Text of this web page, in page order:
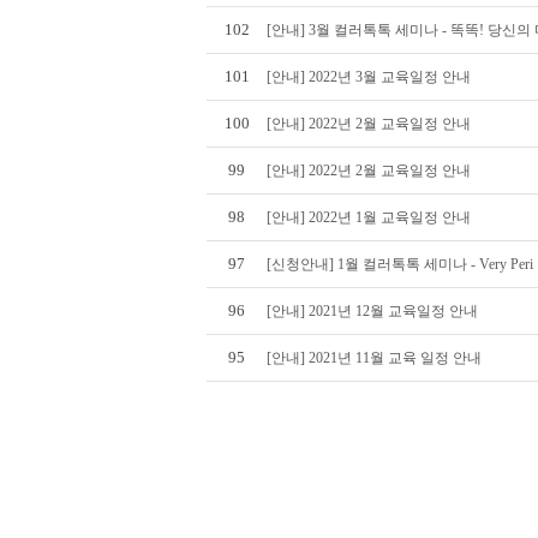
102 [안내] 3월 컬러톡톡 세미나 - 똑똑! 당신의
101 [안내] 2022년 3월 교육일정 안내
100 [안내] 2022년 2월 교육일정 안내
99 [안내] 2022년 2월 교육일정 안내
98 [안내] 2022년 1월 교육일정 안내
97 [신청안내] 1월 컬러톡톡 세미나 - Very Peri
96 [안내] 2021년 12월 교육일정 안내
95 [안내] 2021년 11월 교육 일정 안내